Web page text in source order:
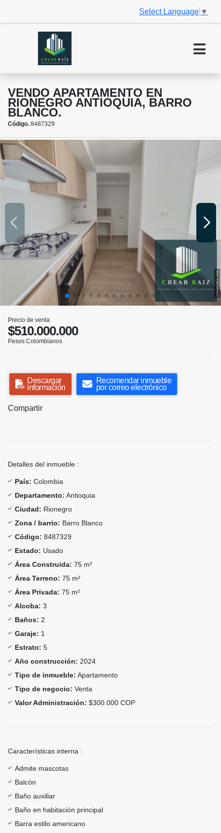
Select Language ▼
VENDO APARTAMENTO EN
RIONEGRO ANTIOQUIA, BARRO
BLANCO.
Código. 8487329
Precio de venta
$510.000.000
Pesos Colombianos
Descargar
información
Recomendar inmueble
por correo electrónico
Compartir
Detalles del inmueble :
País: Colombia
Departamento: Antioquia
Ciudad: Rionegro
Zona / barrio: Barro Blanco
Código: 8487329
Estado: Usado
Área Construida: 75 m²
Área Terreno: 75 m²
Área Privada: 75 m²
Alcoba: 3
Baños: 2
Garaje: 1
Estrato: 5
Año construcción: 2024
Tipo de inmueble: Apartamento
Tipo de negocio: Venta
Valor Administración: $300.000 COP
Características interna :
Admite mascotas
Balcón
Baño auxiliar
Baño en habitación principal
Barra estilo americano